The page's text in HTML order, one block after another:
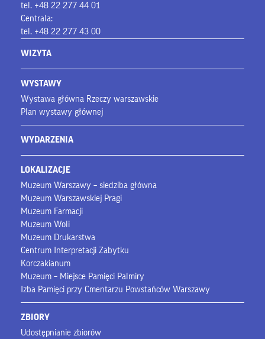
tel. +48 22 277 44 01
Centrala:
tel. +48 22 277 43 00
WIZYTA
WYSTAWY
Wystawa główna Rzeczy warszawskie
Plan wystawy głównej
WYDARZENIA
LOKALIZACJE
Muzeum Warszawy – siedziba główna
Muzeum Warszawskiej Pragi
Muzeum Farmacji
Muzeum Woli
Muzeum Drukarstwa
Centrum Interpretacji Zabytku
Korczakianum
Muzeum – Miejsce Pamięci Palmiry
Izba Pamięci przy Cmentarzu Powstańców Warszawy
ZBIORY
Udostępnianie zbiorów